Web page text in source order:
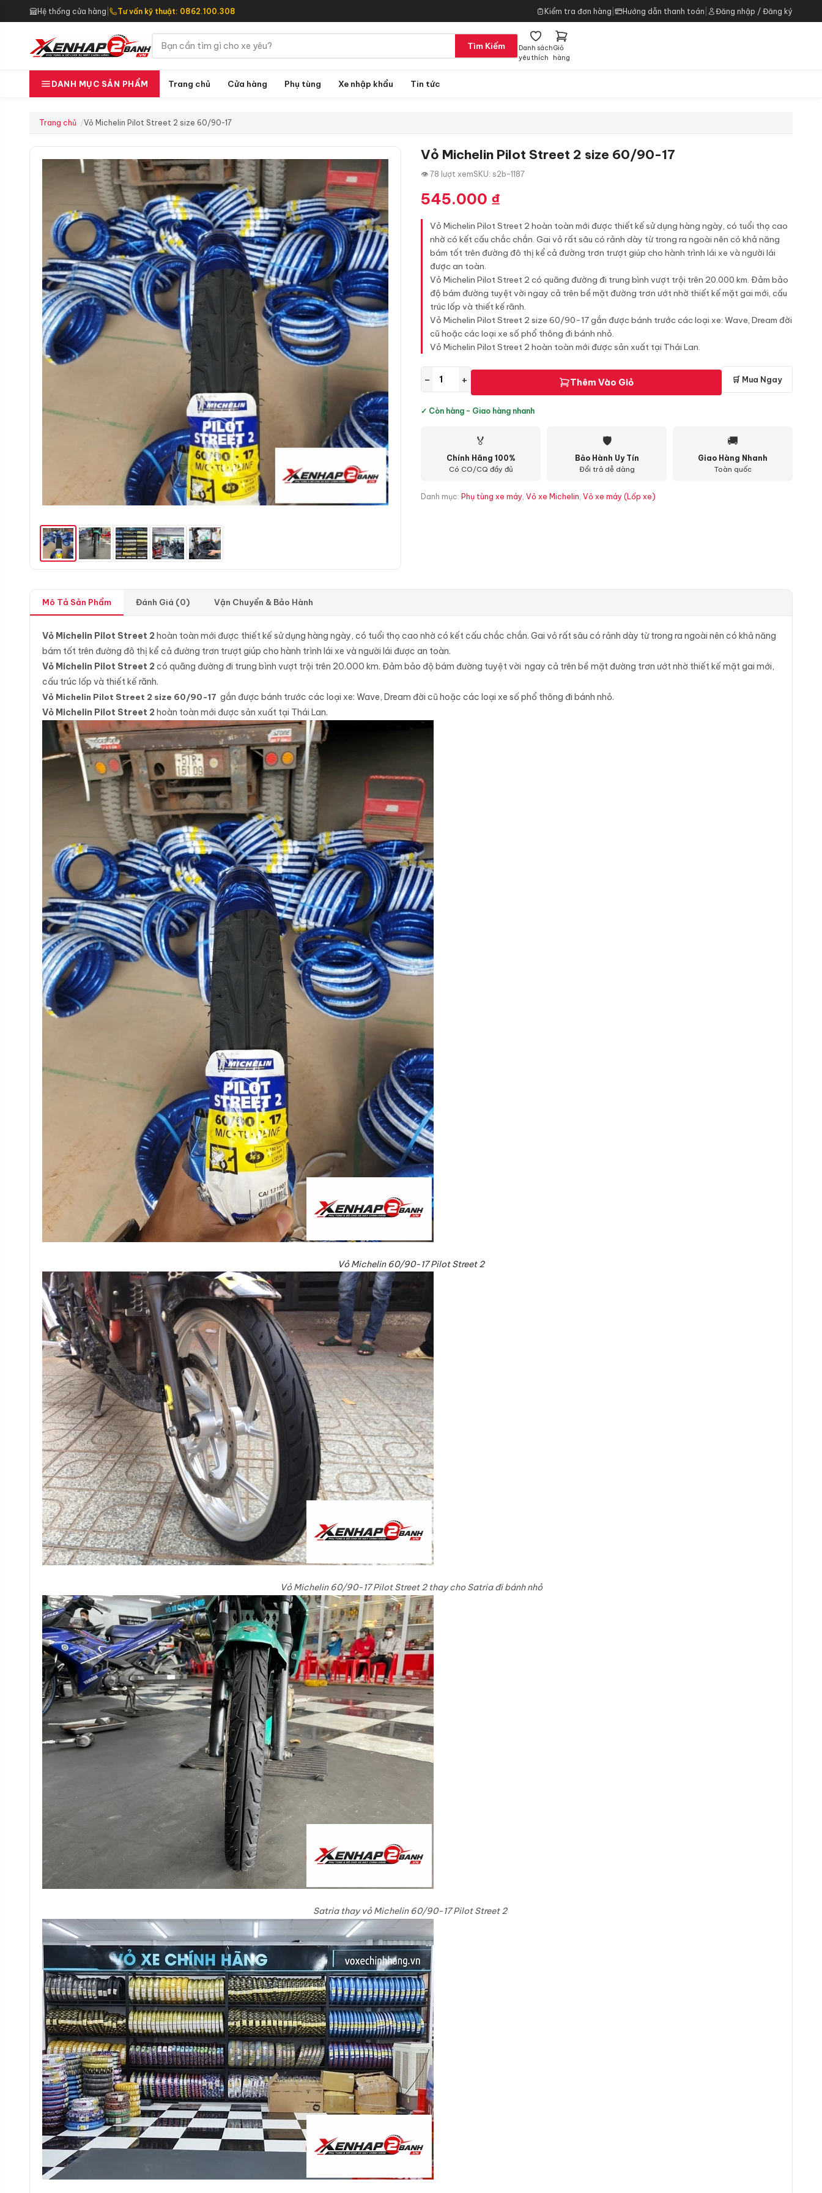
Hệ thống cửa hàng Tư vấn kỹ thuật: 0862.100.308 Kiểm tra đơn hàng Hướng dẫn thanh toán Đăng nhập / Đăng ký
Tìm Kiếm
Danh sách
yêu thích
Giỏ
hàng
DANH MỤC SẢN PHẨM Trang chủ Cửa hàng Phụ tùng Xe nhập khẩu Tin tức
Trang chủ Vỏ Michelin Pilot Street 2 size 60/90-17
Vỏ Michelin Pilot Street 2 size 60/90-17
👁 78 lượt xemSKU: s2b-1187
545.000 ₫
Vỏ Michelin Pilot Street 2 hoàn toàn mới được thiết kế sử dụng hàng ngày, có tuổi thọ cao
nhờ có kết cấu chắc chắn. Gai vỏ rất sâu có rảnh dày từ trong ra ngoài nên có khả năng
bám tốt trên đường đô thị kể cả đường trơn trượt giúp cho hành trình lái xe và người lái
được an toàn.
Vỏ Michelin Pilot Street 2 có quãng đường đi trung bình vượt trội trên 20.000 km. Đảm bảo
độ bám đường tuyệt vời ngay cả trên bề mặt đường trơn ướt nhờ thiết kế mặt gai mới, cấu
trúc lốp và thiết kế rãnh.
Vỏ Michelin Pilot Street 2 size 60/90-17 gắn được bánh trước các loại xe: Wave, Dream đời
cũ hoặc các loại xe số phổ thông đi bánh nhỏ.
Vỏ Michelin Pilot Street 2 hoàn toàn mới được sản xuất tại Thái Lan.
− + Thêm Vào Giỏ 🛒 Mua Ngay
✓ Còn hàng - Giao hàng nhanh
🏅
Chính Hãng 100%
Có CO/CQ đầy đủ
🛡
Bảo Hành Uy Tín
Đổi trả dễ dàng
🚚
Giao Hàng Nhanh
Toàn quốc
Danh mục: Phụ tùng xe máy, Vỏ xe Michelin, Vỏ xe máy (Lốp xe)
Mô Tả Sản Phẩm Đánh Giá (0) Vận Chuyển & Bảo Hành
Vỏ Michelin Pilot Street 2hoàn toàn mới được thiết kế sử dụng hàng ngày, có tuổi thọ cao nhờ có kết cấu chắc chắn. Gai vỏ rất sâu có rảnh dày từ trong ra ngoài nên có khả năng
bám tốt trên đường đô thị kể cả đường trơn trượt giúp cho hành trình lái xe và người lái được an toàn.
Vỏ Michelin Pilot Street 2có quãng đường đi trung bình vượt trội trên 20.000 km. Đảm bảo độ bám đường tuyệt vời ngay cả trên bề mặt đường trơn ướt nhờ thiết kế mặt gai mới,
cấu trúc lốp và thiết kế rãnh.
Vỏ Michelin Pilot Street 2 size 60/90-17 gắn được bánh trước các loại xe: Wave, Dream đời cũ hoặc các loại xe số phổ thông đi bánh nhỏ.
Vỏ Michelin Pilot Street 2hoàn toàn mới được sản xuất tại Thái Lan.
Vỏ Michelin 60/90-17 Pilot Street 2
Vỏ Michelin 60/90-17 Pilot Street 2 thay cho Satria đi bánh nhỏ
Satria thay vỏ Michelin 60/90-17 Pilot Street 2